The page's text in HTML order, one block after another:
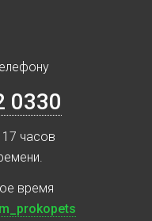
0330
часов
время